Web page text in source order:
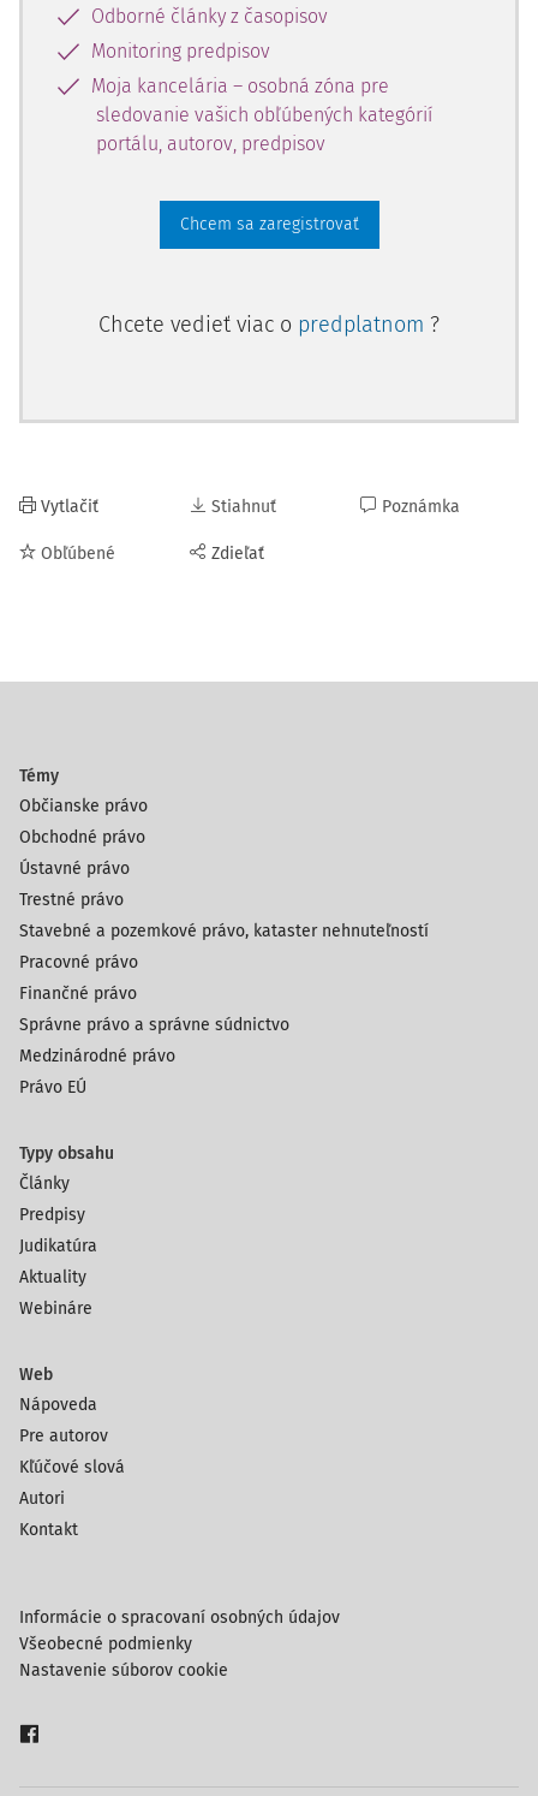
Odborné články z časopisov
Monitoring predpisov
Moja kancelária – osobná zóna pre
sledovanie vašich obľúbených kategórií
portálu, autorov, predpisov
Chcem sa zaregistrovať
Chcete vedieť viac o predplatnom ?
Vytlačiť
Obľúbené
Stiahnuť
Zdieľať
Poznámka
Témy
Občianske právo
Obchodné právo
Ústavné právo
Trestné právo
Stavebné a pozemkové právo, kataster nehnuteľností
Pracovné právo
Finančné právo
Správne právo a správne súdnictvo
Medzinárodné právo
Právo EÚ
Typy obsahu
Články
Predpisy
Judikatúra
Aktuality
Webináre
Web
Nápoveda
Pre autorov
Kľúčové slová
Autori
Kontakt
Informácie o spracovaní osobných údajov
Všeobecné podmienky
Nastavenie súborov cookie